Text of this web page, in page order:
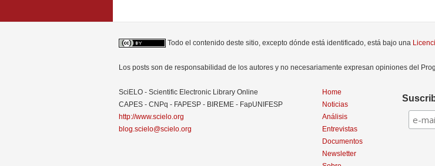
Todo el contenido deste sitio, excepto dónde está identificado, está bajo una
Los posts son de responsabilidad de los autores y no necesariamente expresan opiniones del
SciELO - Scientific Electronic Library Online
CAPES - CNPq - FAPESP - BIREME - FapUNIFESP
http://www.scielo.org
blog.scielo@scielo.org
Home
Noticias
Análisis
Entrevistas
Documentos
Newsletter